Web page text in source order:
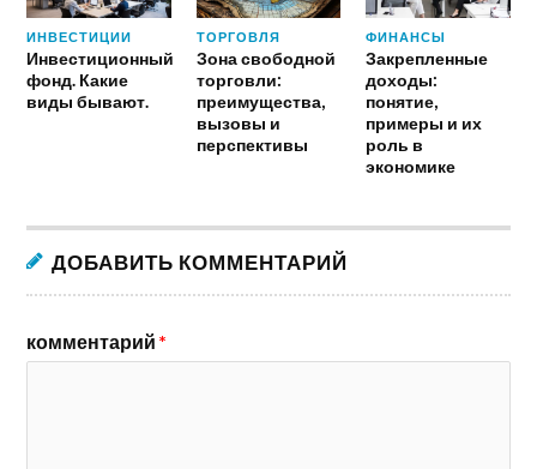
ИНВЕСТИЦИИ
Инвестиционный
фонд. Какие
виды бывают.
ТОРГОВЛЯ
Зона свободной
торговли:
преимущества,
вызовы и
перспективы
ФИНАНСЫ
Закрепленные
доходы:
понятие,
примеры и их
роль в
экономике
ДОБАВИТЬ КОММЕНТАРИЙ
комментарий *